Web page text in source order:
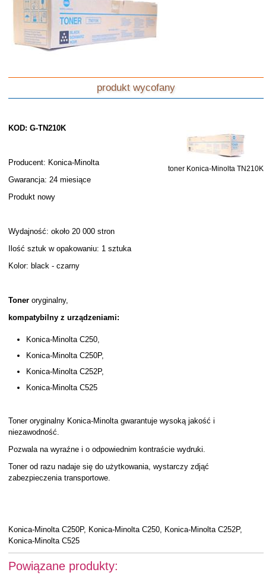
produkt wycofany
toner Konica-Minolta TN210K
KOD: G-TN210K
Producent: Konica-Minolta
Gwarancja: 24 miesiące
Produkt nowy
Wydajność: około 20 000 stron
Ilość sztuk w opakowaniu: 1 sztuka
Kolor: black - czarny
Toneroryginalny,
kompatybilny z urządzeniami:
Konica-Minolta C250,
Konica-Minolta C250P,
Konica-Minolta C252P,
Konica-Minolta C525
Toner oryginalny Konica-Minolta gwarantuje wysoką jakość i
niezawodność.
Pozwala na wyraźne i o odpowiednim kontraście wydruki.
Toner od razu nadaje się do użytkowania, wystarczy zdjąć
zabezpieczenia transportowe.
Konica-Minolta C250P, Konica-Minolta C250, Konica-Minolta C252P,
Konica-Minolta C525
Powiązane produkty: